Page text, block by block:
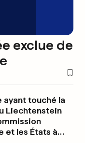
exclue de
ayant touché la
Liechtenstein
et les États à